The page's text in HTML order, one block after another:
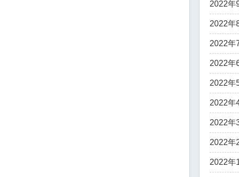
2022年
2022年
2022年
2022年
2022年
2022年
2022年
2022年
2022年